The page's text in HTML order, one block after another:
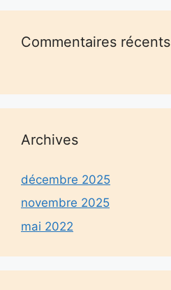
Commentaires récents
Archives
décembre 2025
novembre 2025
mai 2022